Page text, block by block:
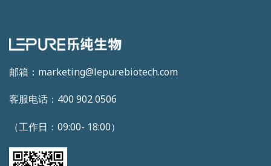
邮箱：marketing@lepurebiotech.com
客服电话：400 902 0506
（工作日：09:00- 18:00）